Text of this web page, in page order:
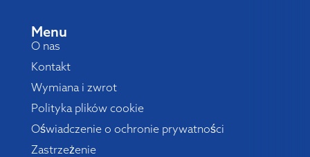
Menu
O nas
Kontakt
Wymiana i zwrot
Polityka plików cookie
Oświadczenie o ochronie prywatności
Zastrzeżenie